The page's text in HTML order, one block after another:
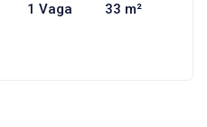
1 Vaga 33 m²